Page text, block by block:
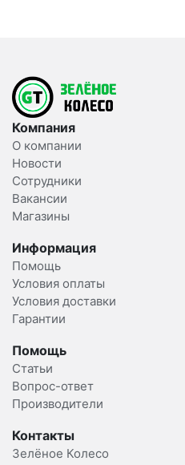
Компания
О компании
Новости
Сотрудники
Вакансии
Магазины
Информация
Помощь
Условия оплаты
Условия доставки
Гарантии
Помощь
Статьи
Вопрос-ответ
Производители
Контакты
Зелёное Колесо